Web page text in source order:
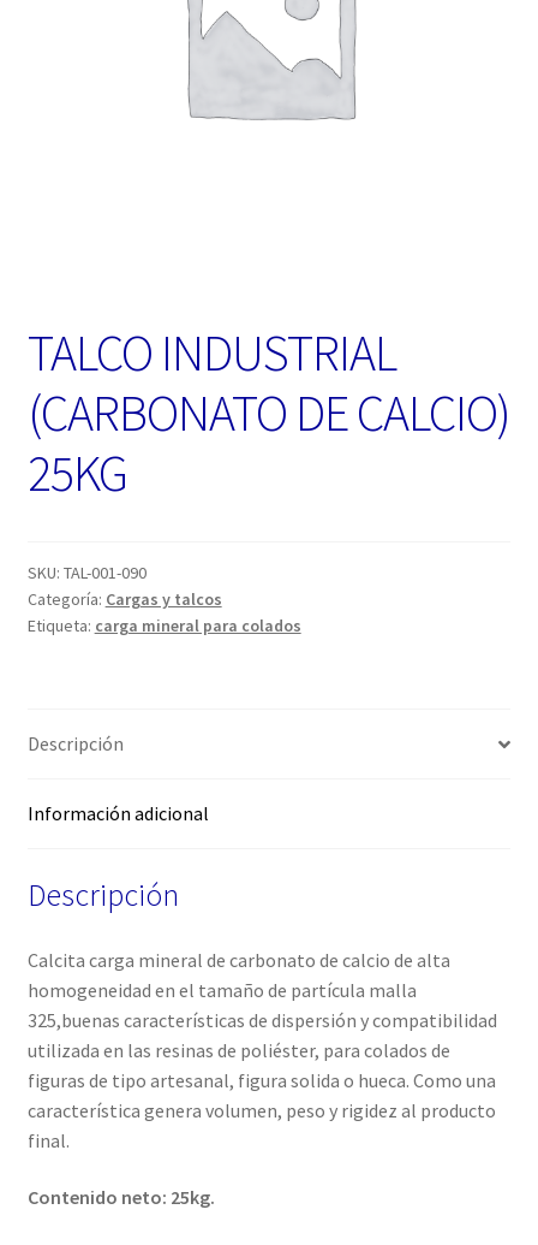
TALCO INDUSTRIAL
(CARBONATO DE CALCIO)
25KG
SKU: TAL-001-090
Categoría: Cargas y talcos
Etiqueta: carga mineral para colados
Descripción
Información adicional
Descripción
Calcita carga mineral de carbonato de calcio de alta
homogeneidad en el tamaño de partícula malla
325,buenas características de dispersión y compatibilidad
utilizada en las resinas de poliéster, para colados de
figuras de tipo artesanal, figura solida o hueca. Como una
característica genera volumen, peso y rigidez al producto
final.
Contenido neto: 25kg.